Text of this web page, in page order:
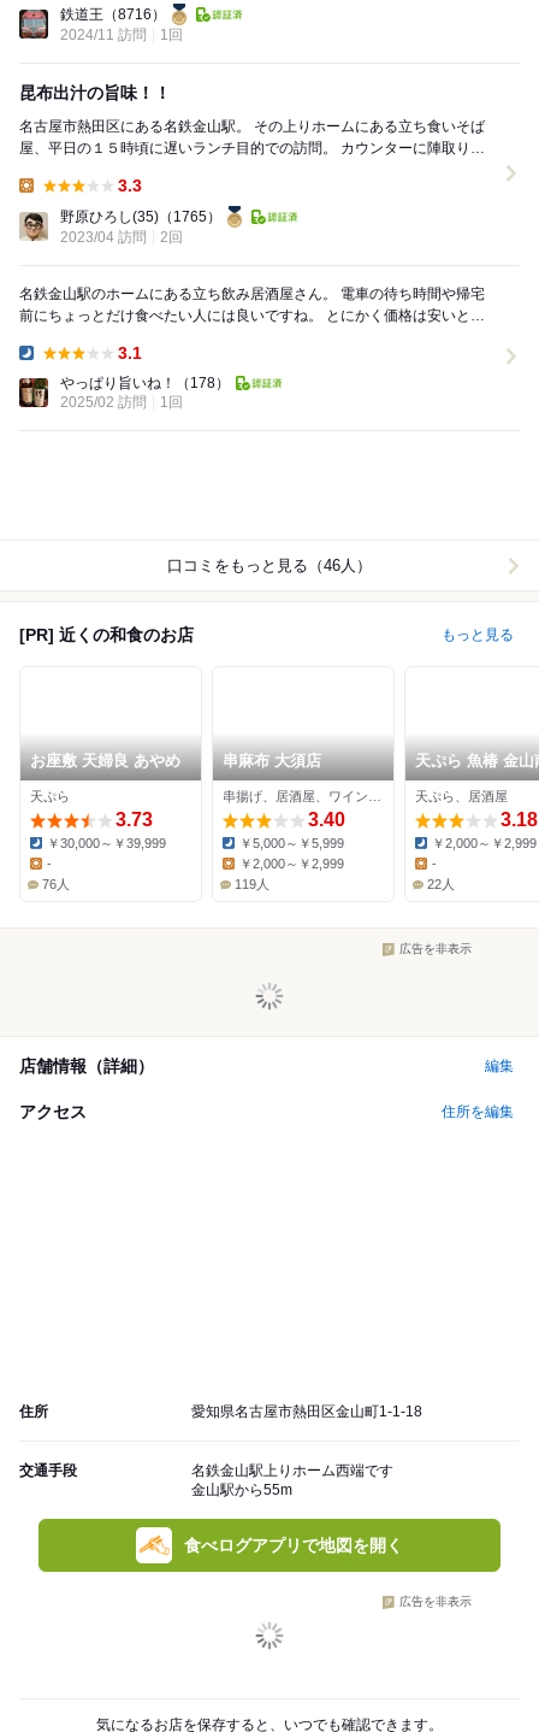
鉄道王 （8716）
2024/11 訪問
1回
昆布出汁の旨味！！
名古屋市熱田区にある名鉄金山駅。 その上りホームにある立ち食いそば
屋、平日の１５時頃に遅いランチ目的での訪問。 カウンターに陣取り、
3.3
野原ひろし(35) （1765）
2023/04 訪問
2回
名鉄金山駅のホームにある立ち飲み居酒屋さん。 電車の待ち時間や帰宅
前にちょっとだけ食べたい人には良いですね。 とにかく価格は安いと思
3.1
やっぱり旨いね！
（178）
2025/02 訪問
1回
口コミをもっと見る（46人）
[PR] 近くの和食のお店 もっと見る
お座敷 天婦良 あやめ
天ぷら
3.73
Dinner:
￥30,000～￥39,999
Lunch:
-
76人
串麻布 大須店
3.40
Dinner:
￥5,000～￥5,999
￥2,000～￥2,999
119人
天ぷら 魚椿 金山
天ぷら、居酒屋
3.18
Dinner:
￥2,000～￥2,999
Lunch:
-
22人
広告を非表示
店舗情報（詳細） 編集
アクセス 住所を編集
住所 愛知県名古屋市熱田区金山町1-1-18
交通手段
名鉄金山駅上りホーム西端です
金山駅から55m
食べログアプリで地図を開く
広告を非表示
気になるお店を保存すると、いつでも確認できます。